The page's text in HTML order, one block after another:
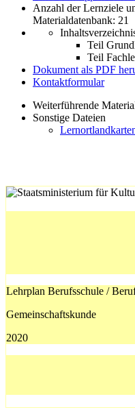
Anzahl der Lernziele
Materialdatenbank: 21
Teil
Teil
Dokument als PDF
Kontaktformular
Weiterführende
Sonstige Dateien
Lehrplan Berufsschule /
Gemeinschaftskunde
2020